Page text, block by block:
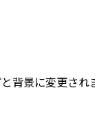
背景に変更され